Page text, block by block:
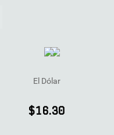
El Dólar
$16.30